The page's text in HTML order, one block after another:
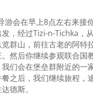
游会在早上8点左右来接
，经过Tizi-n-Tichka，
群山，前往古老的阿特
然后你继续参观联合国
们会在堡垒群附近的一
之后，我们继续旅程，
德斯。